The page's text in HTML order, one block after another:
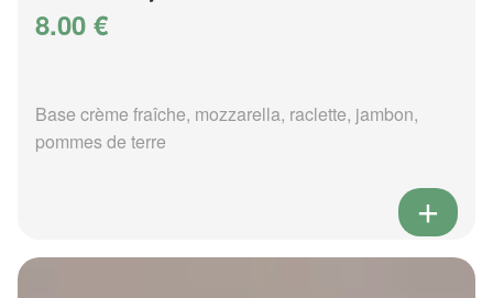
8.00 €
Base crème fraîche, mozzarella, raclette, jambon,
pommes de terre